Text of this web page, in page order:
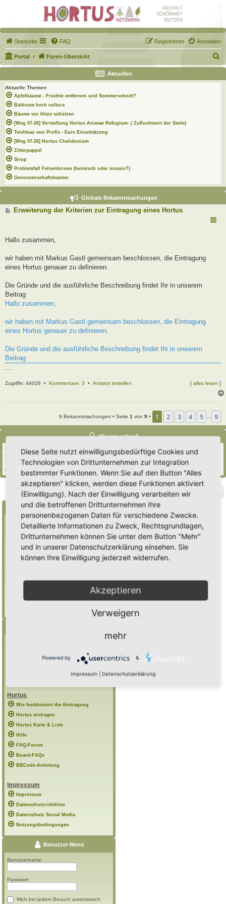
Startseite FAQ Anmelden
Registrieren
Portal Foren-Übersicht
u
c
Aktuelles
Aktuelle Themen
Apfelbäume - Früchte entfernen und Sommerschnitt?
Balticum horti cultura
Bäume vor Hitze schützen
[Weg 07-26] Vorstellung Hortus Animae Refugium- ( Zufluchtsort der Seele)
Teichbau von Profis - Eure Einschätzung
[Weg 07-26] Hortus Chelidonium
Zitterpappel
Sirup
Problemfall Felsenbirnen (heimisch oder invasiv?)
Genossenschaftsbauten
Globale Bekanntmachungen
B
r
Erweiterung der Kriterien zur Eintragung eines Hortus
Hallo zusammen,
wir haben mit Markus Gastl gemeinsam beschlossen, die Eintragung
eines Hortus genauer zu definieren.
Die Gründe und die ausführliche Beschreibung findet Ihr in unserem
Beitrag
Hallo zusammen,
wir haben mit Markus Gastl gemeinsam beschlossen, die Eintragung
eines Hortus genauer zu definieren.
Die Gründe und die ausführliche Beschreibung findet Ihr in unserem
Beitrag
Zugriffe: 44026 • Kommentare: 3 • Antwort erstellen [ alles lesen ]
9 Bekanntmachungen • Seite 1 von 9 • 1 2 3 4 5 … 9
Wer ist online?
Insgesamt sind58 Besucher online :: 4 sichtbare Mitglieder, 1 unsichtbares Mitglied und
53 Gäste (basierend auf den aktiven Besuchern der letzten 5 Minuten)
Der Besucherrekord liegt bei2235Besuchern, die am Mi 29. Jul 2026, 21:02 gleichzeitig
online waren.
Gehe zu
Suche
Benutze ein * als Platzhalter für teilweis
Übereinstimmungen
Mulchfindet "Mulch", Mulch*findet auch
Weitere Hilfe zur Suche
Foren-Übersicht
Hortus
Wie funktioniert die Eintragung
Hortus eintragen
Hortus Karte & Liste
Hilfe
FAQ-Forum
Board-FAQs
BBCode-Anleitung
Impressum
Impressum
Datenschutzrichtlinie
Datenschutz Social Media
Nutzungsbedingungen
Benutzer-Menü
Benutzername:
Passwort:
Mich bei jedem Besuch automatisch
Diese Seite nutzt einwilligungsbedürftige Cookies und
Technologien von Drittunternehmen zur Integration
bestimmter Funktionen. Wenn Sie auf den Button "Alles
akzeptieren" klicken, werden diese Funktionen aktiviert
(Einwilligung). Nach der Einwilligung verarbeiten wir
und die betroffenen Drittunternehmen Ihre
personenbezogenen Daten für verschiedene Zwecke.
Detaillierte Informationen zu Zweck, Rechtsgrundlagen,
Drittunternehmen können Sie unter dem Button "Mehr"
und in unserer Datenschutzerklärung einsehen. Sie
können Ihre Einwilligung jederzeit widerrufen.
Akzeptieren
Verweigern
mehr
Powered by &
Impressum Datenschutzerklärung